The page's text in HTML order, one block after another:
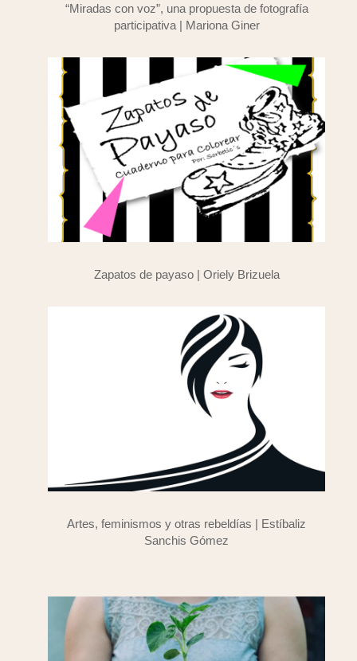
“Miradas con voz”, una propuesta de fotografía
participativa | Mariona Giner
Zapatos de payaso | Oriely Brizuela
Artes, feminismos y otras rebeldías | Estíbaliz
Sanchis Gómez